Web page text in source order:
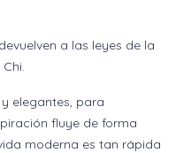
a las leyes de la
elegantes, para
fluye de forma
moderna es tan rápida